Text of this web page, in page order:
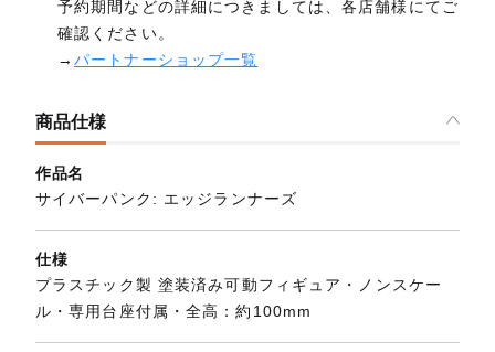
予約期間などの詳細につきましては、各店舗様にてご
確認ください。
→パートナーショップ一覧
商品仕様
作品名
サイバーパンク: エッジランナーズ
仕様
プラスチック製 塗装済み可動フィギュア・ノンスケー
ル・専用台座付属・全高：約100mm